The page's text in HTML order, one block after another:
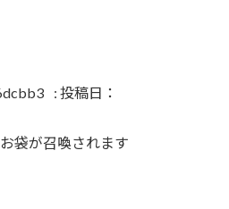
: 投稿日：
袋が召喚されます